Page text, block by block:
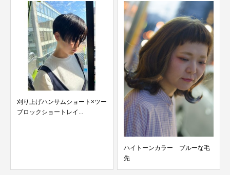
ハンサムショート×ツー
ショートレイ...
ハイトーンカラー ブルーな毛
ボブ